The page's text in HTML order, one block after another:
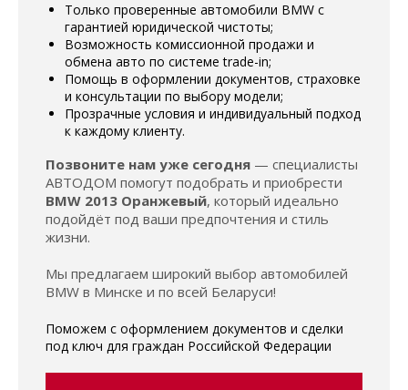
Только проверенные автомобили BMW с
гарантией юридической чистоты;
Возможность комиссионной продажи и
обмена авто по системе trade-in;
Помощь в оформлении документов, страховке
и консультации по выбору модели;
Прозрачные условия и индивидуальный подход
к каждому клиенту.
Позвоните нам уже сегодня — специалисты
АВТОДОМ помогут подобрать и приобрести
BMW 2013 Оранжевый, который идеально
подойдёт под ваши предпочтения и стиль
жизни.
Мы предлагаем широкий выбор автомобилей
BMW в Минске и по всей Беларуси!
Поможем с оформлением документов и сделки
под ключ для граждан Российской Федерации